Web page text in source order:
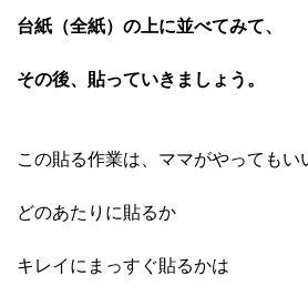
台紙（全紙）の上に並べてみて、
その後、貼っていきましょう。
この貼る作業は、ママがやってもい
どのあたりに貼るか
キレイにまっすぐ貼るかは